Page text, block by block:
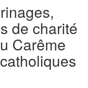
de charité
Carême